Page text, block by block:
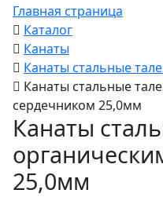
Главная страница
Каталог
Канаты
Канаты стальные
Канаты стальные
сердечником 25,0мм
Канаты
25,0мм